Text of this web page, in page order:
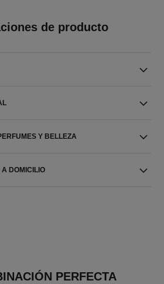
de producto
Y BELLEZA
DOMICILIO
PERFECTA